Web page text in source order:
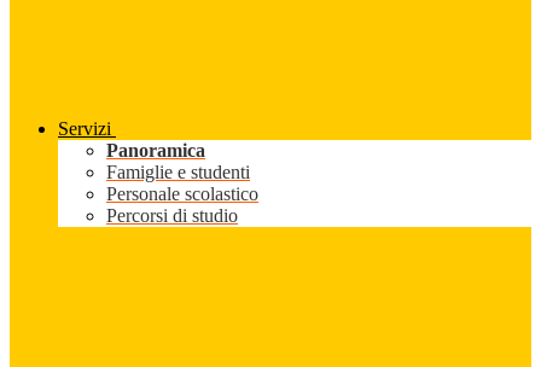
Servizi
Panoramica
Famiglie e studenti
Personale scolastico
Percorsi di studio